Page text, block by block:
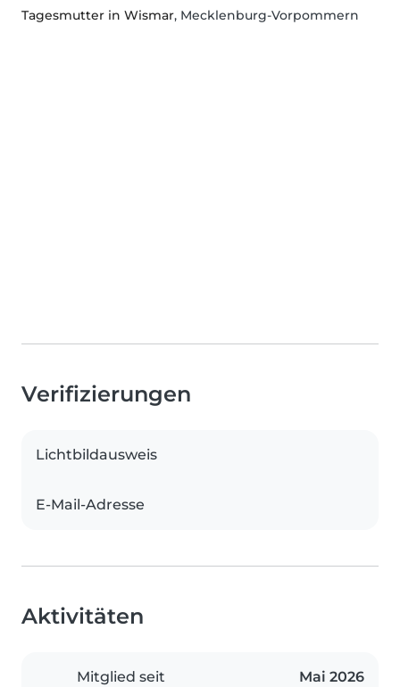
Tagesmutter in Wismar, Mecklenburg-Vorpommern
Verifizierungen
Lichtbildausweis
E-Mail-Adresse
Aktivitäten
Mitglied seit Mai 2026